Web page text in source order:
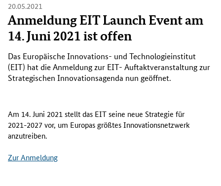
20.05.2021
Anmeldung EIT Launch Event am
14. Juni 2021 ist offen
Das Europäische Innovations- und Technologieinstitut
(EIT) hat die Anmeldung zur EIT- Auftaktveranstaltung zur
Strategischen Innovationsagenda nun geöffnet.
Am 14. Juni 2021 stellt das EIT seine neue Strategie für
2021-2027 vor, um Europas größtes Innovationsnetzwerk
anzutreiben.
Zur Anmeldung